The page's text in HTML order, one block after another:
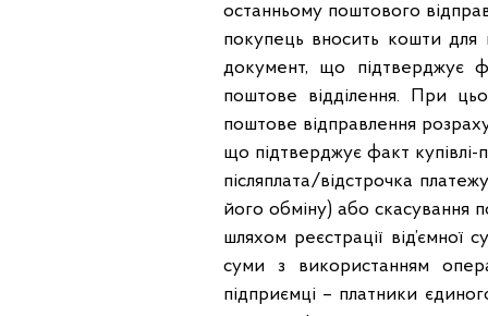
останньому поштового
покупець вносить кошти для
документ, що підтверджує
поштове відділення. При
поштове відправлення
що підтверджує факт
післяплата/відстрочка
його обміну) або скасування
шляхом реєстрації
суми з використанням
підприємці – платники